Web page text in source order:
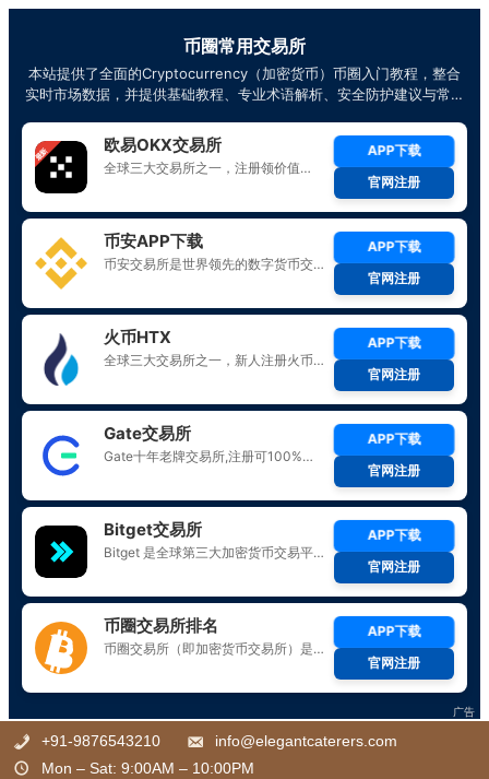
Skip
+91-9876543210
info@elegantcaterers.com
Mon – Sat: 9:00AM – 10:00PM